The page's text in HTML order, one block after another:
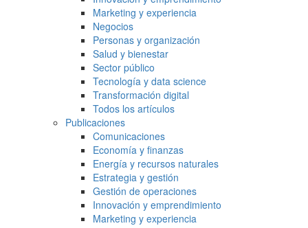
Marketing y experiencia
Negocios
Personas y organización
Salud y bienestar
Sector público
Tecnología y data science
Transformación digital
Todos los artículos
Publicaciones
Comunicaciones
Economía y finanzas
Energía y recursos naturales
Estrategia y gestión
Gestión de operaciones
Innovación y emprendimiento
Marketing y experiencia